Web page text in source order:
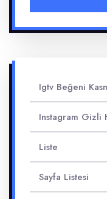
Igtv Beğeni
Instagram Gizli
Liste
Sayfa Listesi